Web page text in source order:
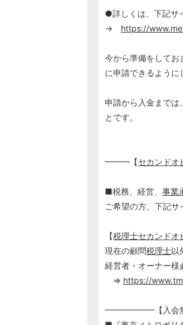
●詳しくは、下記サ
→ https://
今から準備をしてお
に申請できるように
申請から入金までは
とです。
━━━【セカンドオ
■税務、経営、 事業
ご希望の方、下記サ
【税理士セカンドオ
現在の顧問税理士以
経営者・オーナー様
⇒ https://
━━━━━━【入会